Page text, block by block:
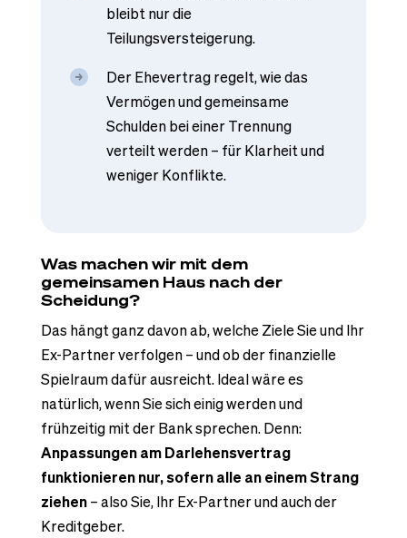
bleibt nur die
Teilungsversteigerung.
Der Ehevertrag regelt, wie das
Vermögen und gemeinsame
Schulden bei einer Trennung
verteilt werden – für Klarheit und
weniger Konflikte.
Was machen wir mit dem
gemeinsamen Haus nach der
Scheidung?
Das hängt ganz davon ab, welche Ziele Sie und Ihr
Ex-Partner verfolgen – und ob der finanzielle
Spielraum dafür ausreicht. Ideal wäre es
natürlich, wenn Sie sich einig werden und
frühzeitig mit der Bank sprechen. Denn:
Anpassungen am Darlehensvertrag
funktionieren nur, sofern alle an einem Strang
ziehen– also Sie, Ihr Ex-Partner und auch der
Kreditgeber.